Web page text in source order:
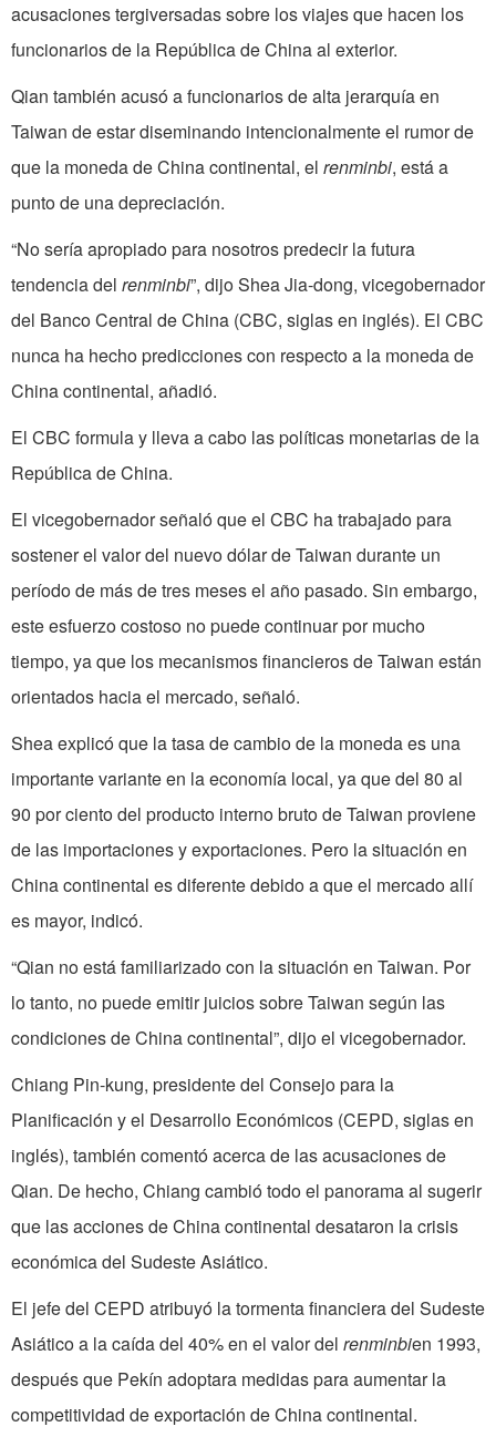
acusaciones tergiversadas sobre los viajes que hacen los
funcionarios de la República de China al exterior.
Qian también acusó a funcionarios de alta jerarquía en
Taiwan de estar diseminando intencionalmente el rumor de
que la moneda de China continental, el renminbi, está a
punto de una depreciación.
“No sería apropiado para nosotros predecir la futura
tendencia del renminbi”, dijo Shea Jia-dong, vicegobernador
del Banco Central de China (CBC, siglas en inglés). El CBC
nunca ha hecho predicciones con respecto a la moneda de
China continental, añadió.
El CBC formula y lleva a cabo las políticas monetarias de la
República de China.
El vicegobernador señaló que el CBC ha trabajado para
sostener el valor del nuevo dólar de Taiwan durante un
período de más de tres meses el año pasado. Sin embargo,
este esfuerzo costoso no puede continuar por mucho
tiempo, ya que los mecanismos financieros de Taiwan están
orientados hacia el mercado, señaló.
Shea explicó que la tasa de cambio de la moneda es una
importante variante en la economía local, ya que del 80 al
90 por ciento del producto interno bruto de Taiwan proviene
de las importaciones y exportaciones. Pero la situación en
China continental es diferente debido a que el mercado allí
es mayor, indicó.
“Qian no está familiarizado con la situación en Taiwan. Por
lo tanto, no puede emitir juicios sobre Taiwan según las
condiciones de China continental”, dijo el vicegobernador.
Chiang Pin-kung, presidente del Consejo para la
Planificación y el Desarrollo Económicos (CEPD, siglas en
inglés), también comentó acerca de las acusaciones de
Qian. De hecho, Chiang cambió todo el panorama al sugerir
que las acciones de China continental desataron la crisis
económica del Sudeste Asiático.
El jefe del CEPD atribuyó la tormenta financiera del Sudeste
Asiático a la caída del 40% en el valor del renminbien 1993,
después que Pekín adoptara medidas para aumentar la
competitividad de exportación de China continental.